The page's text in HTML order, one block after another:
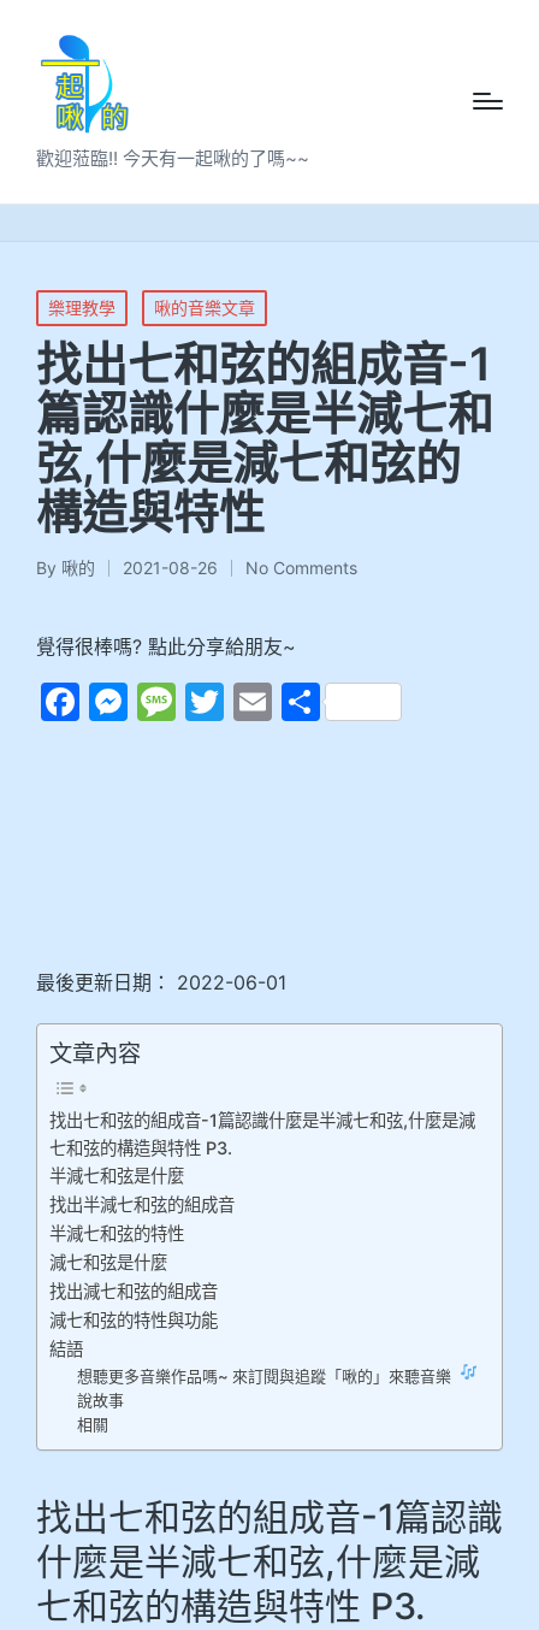
歡迎蒞臨!! 今天有一起啾的了嗎~~
樂理教學 啾的音樂文章
找出七和弦的組成音-1
篇認識什麼是半減七和
弦,什麼是減七和弦的
構造與特性
By 啾的 2021-08-26 No Comments
覺得很棒嗎? 點此分享給朋友~
F
k
M
er
M T
E 分
最後更新日期： 2022-06-01
文章內容
找出七和弦的組成音-1篇認識什麼是半減七和弦,什麼是減
七和弦的構造與特性 P3.
半減七和弦是什麼
找出半減七和弦的組成音
半減七和弦的特性
減七和弦是什麼
找出減七和弦的組成音
減七和弦的特性與功能
結語
想聽更多音樂作品嗎~ 來訂閱與追蹤「啾的」來聽音樂
說故事
相關
找出七和弦的組成音-1篇認識
什麼是半減七和弦,什麼是減
七和弦的構造與特性 P3.